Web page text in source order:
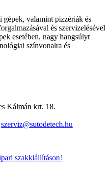
gépek, valamint pizzériák és
és szervizelésével
esetében, nagy hangsúlyt
színvonalra és
Kálmán krt. 18.
szerviz@sutodetech.hu
szakkiállításon!